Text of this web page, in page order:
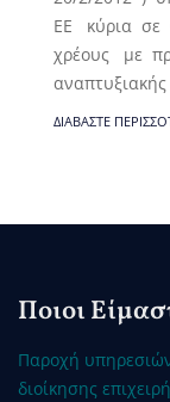
ΕΕ κύρια σε
χρέους με
ΔΙΑΒΆΣΤΕ
Ποιοι
Παροχή
διοίκησης